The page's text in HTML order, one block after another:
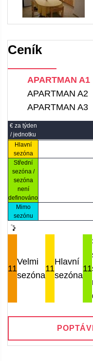
Ceník
APARTMAN A1
APARTMAN A2
APARTMAN A3
€ za týden
/ jednotku
Hlavní
sezóna
Střední
sezóna /
sezóna
není
definováno
Mimo
sezónu
11
Velmi
sezóna
11
Hlavní
sezóna
11